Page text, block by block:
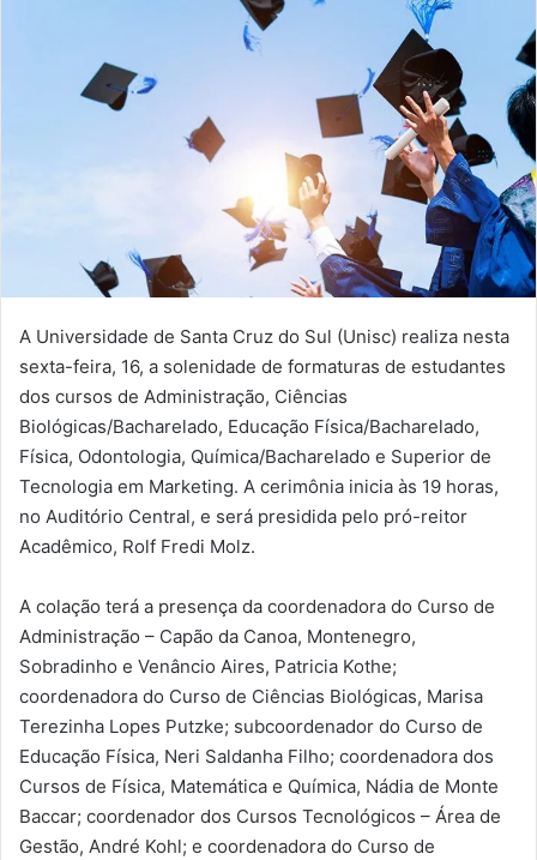
A Universidade de Santa Cruz do Sul (Unisc) realiza nesta
sexta-feira, 16, a solenidade de formaturas de estudantes
dos cursos de Administração, Ciências
Biológicas/Bacharelado, Educação Física/Bacharelado,
Física, Odontologia, Química/Bacharelado e Superior de
Tecnologia em Marketing. A cerimônia inicia às 19 horas,
no Auditório Central, e será presidida pelo pró-reitor
Acadêmico, Rolf Fredi Molz.
A colação terá a presença da coordenadora do Curso de
Administração – Capão da Canoa, Montenegro,
Sobradinho e Venâncio Aires, Patricia Kothe;
coordenadora do Curso de Ciências Biológicas, Marisa
Terezinha Lopes Putzke; subcoordenador do Curso de
Educação Física, Neri Saldanha Filho; coordenadora dos
Cursos de Física, Matemática e Química, Nádia de Monte
Baccar; coordenador dos Cursos Tecnológicos – Área de
Gestão, André Kohl; e coordenadora do Curso de